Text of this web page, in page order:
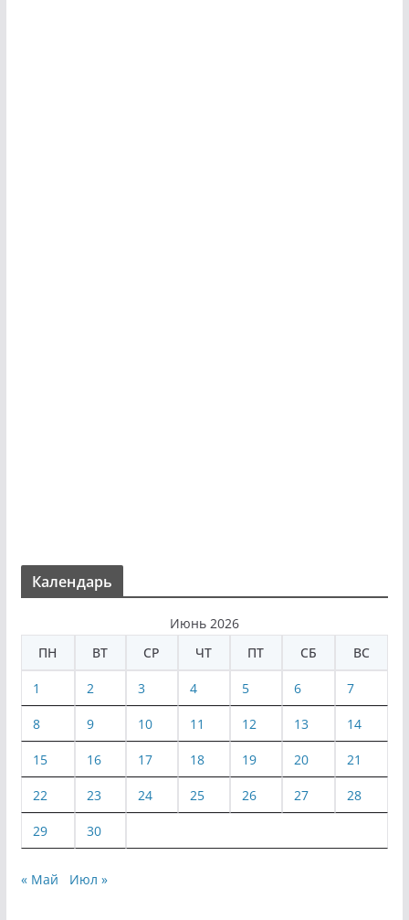
Календарь
Июнь 2026
ПН
ВТ СР ЧТ ПТ СБ ВС
1 2 3 4 5 6 7
8 9 10 11 12 13 14
15 16 17 18 19 20 21
22 23 24 25 26 27 28
29 30
« Май Июл »